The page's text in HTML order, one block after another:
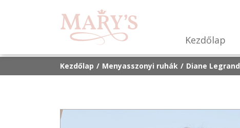
Kezdőlap
Kezdőlap Menyasszonyi ruhák Diane Legrand